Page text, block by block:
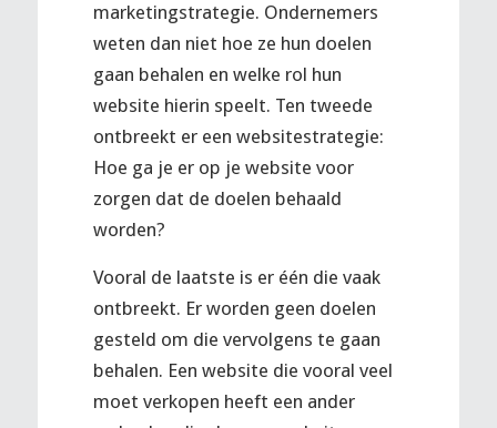
marketingstrategie. Ondernemers
weten dan niet hoe ze hun doelen
gaan behalen en welke rol hun
website hierin speelt. Ten tweede
ontbreekt er een websitestrategie:
Hoe ga je er op je website voor
zorgen dat de doelen behaald
worden?
Vooral de laatste is er één die vaak
ontbreekt. Er worden geen doelen
gesteld om die vervolgens te gaan
behalen. Een website die vooral veel
moet verkopen heeft een ander